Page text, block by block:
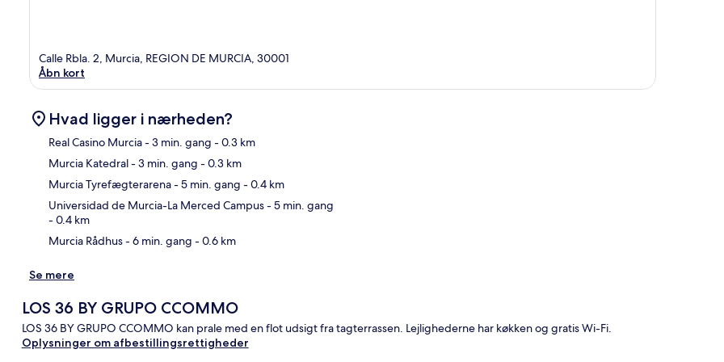
Calle Rbla. 2, Murcia, REGION DE MURCIA, 30001
Åbn kort
Hvad ligger i nærheden?
Real Casino Murcia- 3 min. gang - 0.3 km
Murcia Katedral- 3 min. gang - 0.3 km
Murcia Tyrefægterarena- 5 min. gang - 0.4 km
Universidad de Murcia-La Merced Campus- 5 min. gang
- 0.4 km
Murcia Rådhus- 6 min. gang - 0.6 km
Se mere
LOS 36 BY GRUPO CCOMMO
LOS 36 BY GRUPO CCOMMO kan prale med en flot udsigt fra tagterrassen. Lejlighederne har køkken og gratis Wi-Fi.
Oplysninger om afbestillingsrettigheder